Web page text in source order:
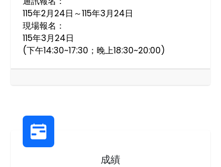
115年2月24日～115年3月24日
現場報名：
115年3月24日
(下午14:30~17:30；晚上18:30~20:00)
成績